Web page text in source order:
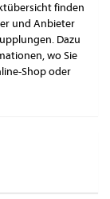
finden
und Anbieter
Dazu
wo Sie
Shop oder